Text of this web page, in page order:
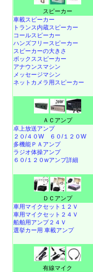
スピーカー
車載スピーカー
トランス内蔵スピーカー
コールスピーカー
ハンズフリースピーカー
スピーカーの大きさ
ボックススピーカー
アナウンスマシン
メッセージマシン
ネットカメラ用スピーカー
ＡＣアンプ
卓上放送アンプ
２０/４０W
６０/１２０W
多機能ＰＡアンプ
ラジオ体操アンプ
６０/１２０wアンプ詳細
ＤＣアンプ
車用マイクセット１２Ｖ
車用マイクセット２４Ｖ
船舶用アンプ２４Ｖ
選挙カー用 車載アンプ
有線マイク